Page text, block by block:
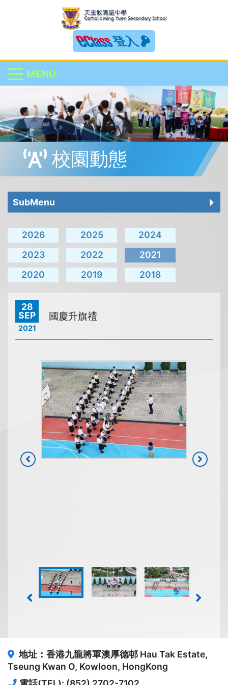
登入
MENU
校園動態
SubMenu
2026 2025
2024
2023
2022
2021
2020
2019 2018
28
SEP
2021
國慶升旗禮
地址：香港九龍將軍澳厚德邨 Hau Tak Estate,
Tseung Kwan O, Kowloon, HongKong